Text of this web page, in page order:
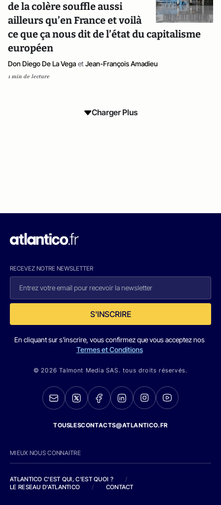
de la colère souffle aussi
ailleurs qu’en France et voilà
ce que ça nous dit de l’état du capitalisme
européen
Don Diego De La Vega et Jean-François Amadieu
1 min de lecture
Charger Plus
RECEVEZ NOTRE NEWSLETTER
S'INSCRIRE
En cliquant sur s'inscrire, vous confirmez que vous acceptez nos
Termes et Conditions
© 2026 Talmont Media SAS. tous droits réservés.
TOUSLESCONTACTS@ATLANTICO.FR
MIEUX NOUS CONNAITRE
ATLANTICO C'EST QUI, C'EST QUOI ?
/
LE RESEAU D'ATLANTICO
/ CONTACT